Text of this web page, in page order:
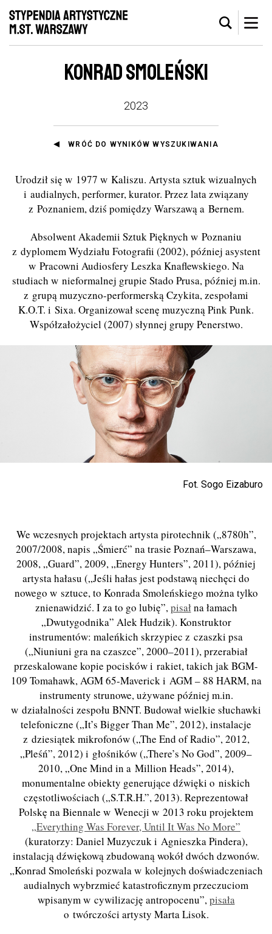
KONRAD SMOLEŃSKI
2023
WRÓĆ DO WYNIKÓW WYSZUKIWANIA
Urodził się w 1977 w Kaliszu. Artysta sztuk wizualnych
i audialnych, performer, kurator. Przez lata związany
z Poznaniem, dziś pomiędzy Warszawą a Bernem.
Absolwent Akademii Sztuk Pięknych w Poznaniu
z dyplomem Wydziału Fotografii (2002), później asystent
w Pracowni Audiosfery Leszka Knaflewskiego. Na
studiach w nieformalnej grupie Stado Prusa, później m.in.
z grupą muzyczno-performerską Czykita, zespołami
K.O.T. i Sixa. Organizował scenę muzyczną Pink Punk.
Współzałożyciel (2007) słynnej grupy Penerstwo.
Fot. Sogo Eizaburo
We wczesnych projektach artysta pirotechnik („8780h”,
2007/2008, napis „Śmierć” na trasie Poznań–Warszawa,
2008, „Guard”, 2009, „Energy Hunters”, 2011), później
artysta hałasu („Jeśli hałas jest podstawą niechęci do
nowego w sztuce, to Konrada Smoleńskiego można tylko
znienawidzić. I za to go lubię”, pisałna łamach
„Dwutygodnika” Alek Hudzik). Konstruktor
instrumentów: maleńkich skrzypiec z czaszki psa
(„Niuniuni gra na czaszce”, 2000–2011), przerabiał
przeskalowane kopie pocisków i rakiet, takich jak BGM-
109 Tomahawk, AGM 65-Maverick i AGM – 88 HARM, na
instrumenty strunowe, używane później m.in.
w działalności zespołu BNNT. Budował wielkie słuchawki
telefoniczne („It’s Bigger Than Me”, 2012), instalacje
z dziesiątek mikrofonów („The End of Radio”, 2012,
„Pleśń”, 2012) i głośników („There’s No God”, 2009–
2010, „One Mind in a Million Heads”, 2014),
monumentalne obiekty generujące dźwięki o niskich
częstotliwościach („S.T.R.H.”, 2013). Reprezentował
Polskę na Biennale w Wenecji w 2013 roku projektem
„Everything Was Forever, Until It Was No More”
(kuratorzy: Daniel Muzyczuk i Agnieszka Pindera),
instalacją dźwiękową zbudowaną wokół dwóch dzwonów.
„Konrad Smoleński pozwala w kolejnych doświadczeniach
audialnych wybrzmieć katastroficznym przeczuciom
wpisanym w cywilizację antropocenu”, pisała
o twórczości artysty Marta Lisok.